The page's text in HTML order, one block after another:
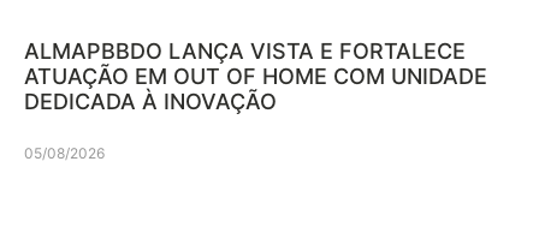
ALMAPBBDO LANÇA VISTA E FORTALECE
ATUAÇÃO EM OUT OF HOME COM UNIDADE
DEDICADA À INOVAÇÃO
05/08/2026